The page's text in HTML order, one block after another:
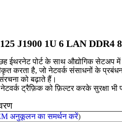
J1900 1U 6 LAN DDR4
पोर्ट के साथ औद्योगिक सेटअप में
करता है, जो नेटवर्क संसाधनों के
को बढ़ाते हैं।
नेटवर्क ट्रैफ़िक को फ़िल्टर करके
अनुकूलन का समर्थन करें)